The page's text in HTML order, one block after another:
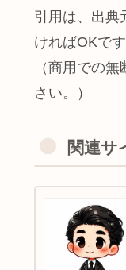
引用は、出典
ければOKです
（商用での
さい。）
関連サ